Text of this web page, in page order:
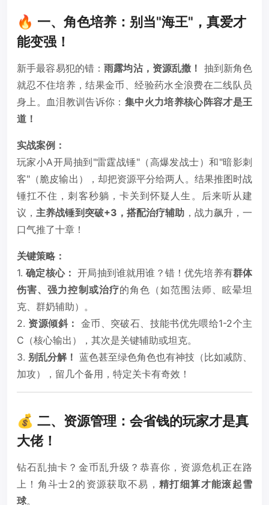
🔥 一、角色培养：别当"海王"，真爱才
能变强！
新手最容易犯的错：雨露均沾，资源乱撒！ 抽到新角色
就忍不住培养，结果金币、经验药水全浪费在二线队员
身上。血泪教训告诉你： 集中火力培养核心阵容才是王
道！
实战案例：
玩家小A开局抽到"雷霆战锤"（高爆发战士）和"暗影刺
客"（脆皮输出），却把资源平分给两人。结果推图时战
锤扛不住，刺客秒躺，卡关到怀疑人生。后来听从建
议， 主养战锤到突破+3，搭配治疗辅助 ，战力飙升，一
口气推了十章！
关键策略：
1.确定核心： 开局抽到谁就用谁？错！优先培养有群体
伤害、强力控制或治疗的角色（如范围法师、眩晕坦
克、群奶辅助）。
2. 资源倾斜： 金币、突破石、技能书优先喂给1-2个主
C（核心输出），其次是关键辅助或坦克。
3. 别乱分解！ 蓝色甚至绿色角色也有神技（比如减防、
加攻），留几个备用，特定关卡有奇效！
💰 二、资源管理：会省钱的玩家才是真
大佬！
钻石乱抽卡？金币乱升级？恭喜你，资源危机正在路
上！角斗士2的资源获取不易，精打细算才能滚起雪
球。